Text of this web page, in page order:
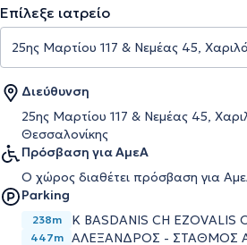
Επίλεξε ιατρείο
Διεύθυνση
25ης Μαρτίου 117 & Νεμέας 45,
Θεσσαλονίκης
Πρόσβαση για ΑμεΑ
Ο χώρος διαθέτει πρόσβαση για
Parking
238m K BASDANIS CH EZOVALIS
447m ΑΛΕΞΑΝΔΡΟΣ - ΣΤΑΘΜΟΣ